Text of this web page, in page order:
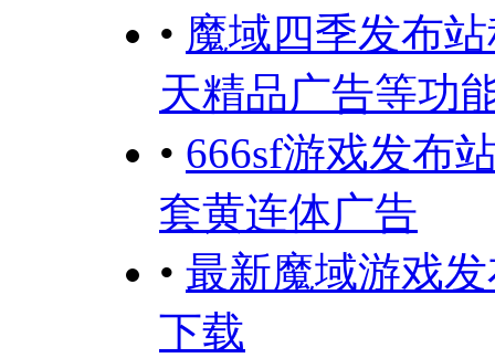
• 魔域四季发布
天精品广告等功
• 666sf游戏发布
套黄连体广告
• 最新魔域游戏
下载